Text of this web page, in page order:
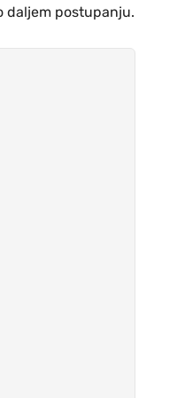
daljem postupanju.